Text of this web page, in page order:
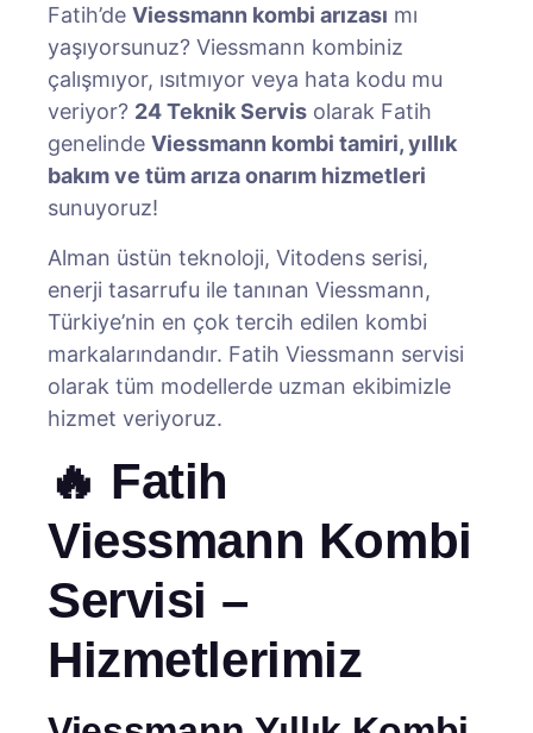
Fatih’de Viessmann kombi arızası mı
yaşıyorsunuz? Viessmann kombiniz
çalışmıyor, ısıtmıyor veya hata kodu mu
veriyor? 24 Teknik Servis olarak Fatih
genelinde Viessmann kombi tamiri, yıllık
bakım ve tüm arıza onarım hizmetleri
sunuyoruz!
Alman üstün teknoloji, Vitodens serisi,
enerji tasarrufu ile tanınan Viessmann,
Türkiye’nin en çok tercih edilen kombi
markalarındandır. Fatih Viessmann servisi
olarak tüm modellerde uzman ekibimizle
hizmet veriyoruz.
🔥 Fatih
Viessmann Kombi
Servisi –
Hizmetlerimiz